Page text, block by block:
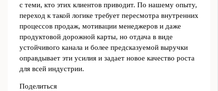
с теми, кто этих клиентов приводит. По нашему опыту,
переход к такой логике требует пересмотра внутренних
процессов продаж, мотивации менеджеров и даже
продуктовой дорожной карты, но отдача в виде
устойчивого канала и более предсказуемой выручки
оправдывает эти усилия и задает новое качество роста
для всей индустрии.
Поделиться